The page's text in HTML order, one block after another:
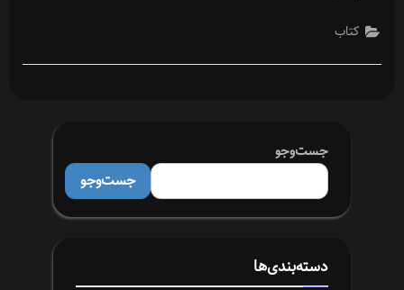
کتاب
جست‌وجو
جست‌وجو
دسته‌بندی‌ها